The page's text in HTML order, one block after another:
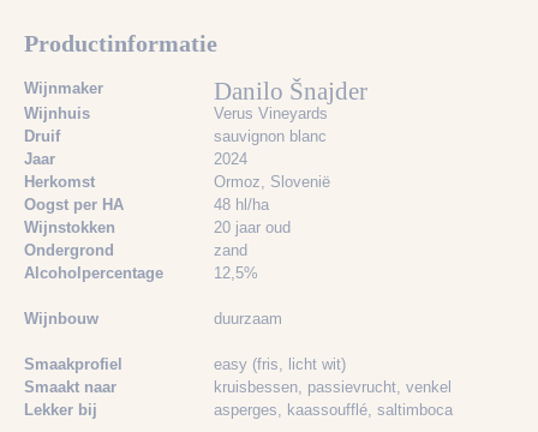
Productinformatie
Wijnmaker Danilo Šnajder
Wijnhuis
Verus Vineyards
Druif
sauvignon blanc
Jaar
2024
Herkomst
Ormoz, Slovenië
Oogst per HA
48 hl/ha
Wijnstokken
20 jaar oud
Ondergrond
zand
Alcoholpercentage
12,5%
Wijnbouw duurzaam
Smaakprofiel
easy (fris, licht wit)
Smaakt naar
kruisbessen, passievrucht, venkel
Lekker bij
asperges, kaassoufflé, saltimboca